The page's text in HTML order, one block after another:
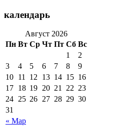
календарь
Август 2026
Пн Вт Ср Чт Пт Сб Вс
« Мар
1
2
3
4 5 6 7 8
9
10 11 12 13 14 15 16
17 18 19 20 21 22 23
24 25 26 27 28 29 30
31